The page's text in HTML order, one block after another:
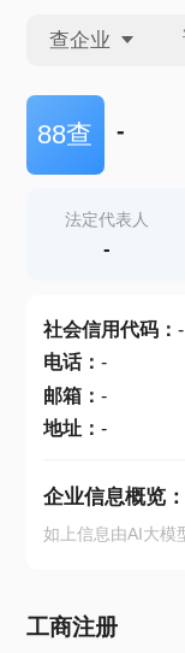
查企业
查企业
查产地
88查 -
法定代表人
-
社会信用代码： -
电话： -
邮箱： -
地址： -
企业信息概览：
如上信息由AI大模
工商注册